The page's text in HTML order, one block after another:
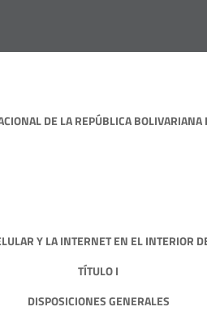
DE LA REPÚBLICA BOLIVARIANA
Y LA INTERNET EN EL INTERIOR
TÍTULO I
DISPOSICIONES GENERALES